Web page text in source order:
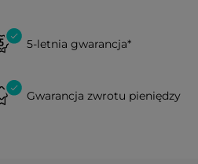
5-letnia gwarancja*
Gwarancja zwrotu pieniędzy